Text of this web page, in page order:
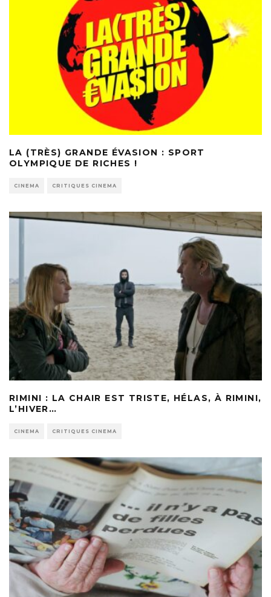
LA (TRÈS) GRANDE ÉVASION : SPORT
OLYMPIQUE DE RICHES !
CINEMA CRITIQUES CINEMA
RIMINI : LA CHAIR EST TRISTE, HÉLAS, À RIMINI,
L’HIVER…
CINEMA CRITIQUES CINEMA